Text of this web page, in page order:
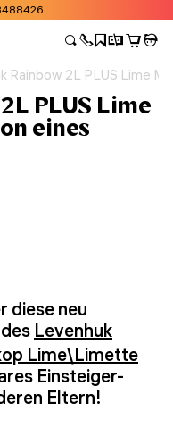
Rainbow 2L PLUS Lime
PLUS Lime
eines
diese neu
des Levenhuk
Lime\Limette
Einsteiger-
Eltern!